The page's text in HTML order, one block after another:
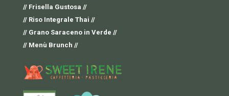
// Frisella Gustosa //
// Riso Integrale Thai //
// Grano Saraceno in Verde //
// Menù Brunch //